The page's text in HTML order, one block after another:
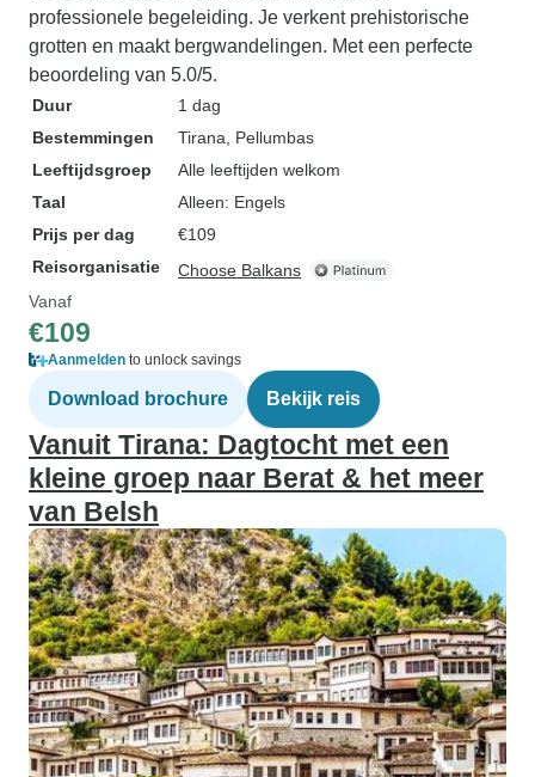
professionele begeleiding. Je verkent prehistorische
grotten en maakt bergwandelingen. Met een perfecte
beoordeling van 5.0/5.
Duur
1 dag
Bestemmingen
Tirana , Pellumbas
Leeftijdsgroep
Alle leeftijden welkom
Taal
Alleen: Engels
Prijs per dag
€109
Reisorganisatie
Choose Balkans
Vanaf
€109
Aanmelden to unlock savings
Download brochure Bekijk reis
Vanuit Tirana: Dagtocht met een
kleine groep naar Berat & het meer
van Belsh